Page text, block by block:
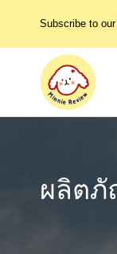
Subscribe to
ผลิตภั